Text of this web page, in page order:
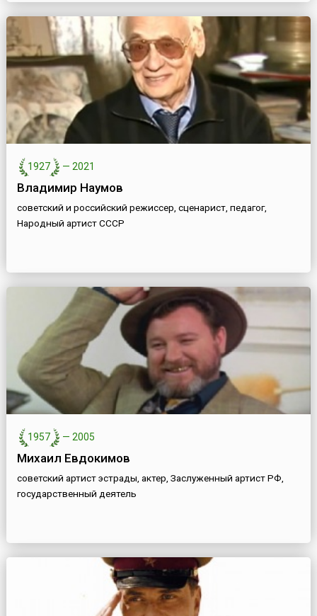
1927 — 2021
Владимир Наумов
советский и российский режиссер, сценарист, педагог,
Народный артист СССР
1957 — 2005
Михаил Евдокимов
советский артист эстрады, актер, Заслуженный артист РФ,
государственный деятель